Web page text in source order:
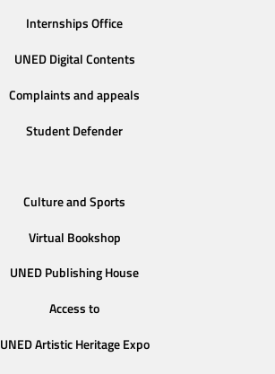
Internships Office
UNED Digital Contents
Complaints and appeals
Student Defender
Culture and Sports
Virtual Bookshop
UNED Publishing House
Access to
UNED Artistic Heritage Expo